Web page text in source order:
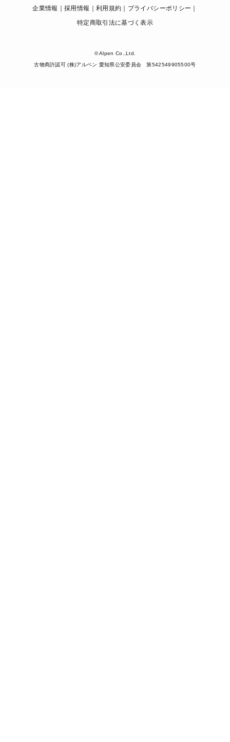
企業情報 採用情報 利用規約
プライバシーポリシー
特定商取引法に基づく表示
© Alpen Co.,Ltd.
古物商許認可 (株)アルペン 愛知県公安委員会 第542549905500号